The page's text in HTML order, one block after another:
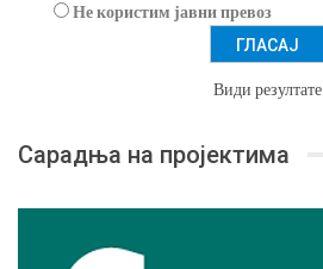
Не користим јавни превоз
Види резултате
Сарадња на пројектима